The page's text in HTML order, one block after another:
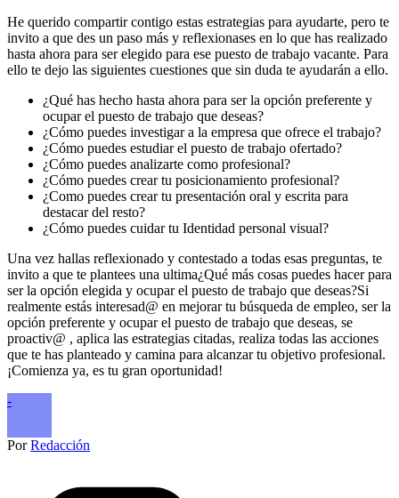
He querido compartir contigo estas estrategias para ayudarte, pero te
invito a que des un paso más y reflexionases en lo que has realizado
hasta ahora para ser elegido para ese puesto de trabajo vacante. Para
ello te dejo las siguientes cuestiones que sin duda te ayudarán a ello.
¿Qué has hecho hasta ahora para ser la opción preferente y
ocupar el puesto de trabajo que deseas?
¿Cómo puedes investigar a la empresa que ofrece el trabajo?
¿Cómo puedes estudiar el puesto de trabajo ofertado?
¿Cómo puedes analizarte como profesional?
¿Cómo puedes crear tu posicionamiento profesional?
¿Como puedes crear tu presentación oral y escrita para
destacar del resto?
¿Cómo puedes cuidar tu Identidad personal visual?
Una vez hallas reflexionado y contestado a todas esas preguntas, te
invito a que te plantees una ultima¿Qué más cosas puedes hacer para
ser la opción elegida y ocupar el puesto de trabajo que deseas?Si
realmente estás interesad@ en mejorar tu búsqueda de empleo, ser la
opción preferente y ocupar el puesto de trabajo que deseas, se
proactiv@ , aplica las estrategias citadas, realiza todas las acciones
que te has planteado y camina para alcanzar tu objetivo profesional.
¡Comienza ya, es tu gran oportunidad!
-
PorRedacción